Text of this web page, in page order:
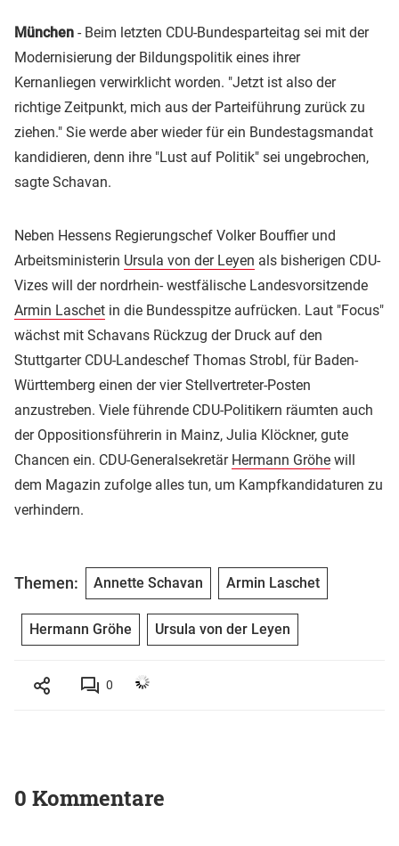
München - Beim letzten CDU-Bundesparteitag sei mit der
Modernisierung der Bildungspolitik eines ihrer
Kernanliegen verwirklicht worden. "Jetzt ist also der
richtige Zeitpunkt, mich aus der Parteiführung zurück zu
ziehen." Sie werde aber wieder für ein Bundestagsmandat
kandidieren, denn ihre "Lust auf Politik" sei ungebrochen,
sagte Schavan.
Neben Hessens Regierungschef Volker Bouffier und
Arbeitsministerin Ursula von der Leyen als bisherigen CDU-
Vizes will der nordrhein- westfälische Landesvorsitzende
Armin Laschet in die Bundesspitze aufrücken. Laut "Focus"
wächst mit Schavans Rückzug der Druck auf den
Stuttgarter CDU-Landeschef Thomas Strobl, für Baden-
Württemberg einen der vier Stellvertreter-Posten
anzustreben. Viele führende CDU-Politikern räumten auch
der Oppositionsführerin in Mainz, Julia Klöckner, gute
Chancen ein. CDU-Generalsekretär Hermann Gröhe will
dem Magazin zufolge alles tun, um Kampfkandidaturen zu
verhindern.
Themen: Annette Schavan Armin Laschet
Hermann Gröhe Ursula von der Leyen
0
0 Kommentare